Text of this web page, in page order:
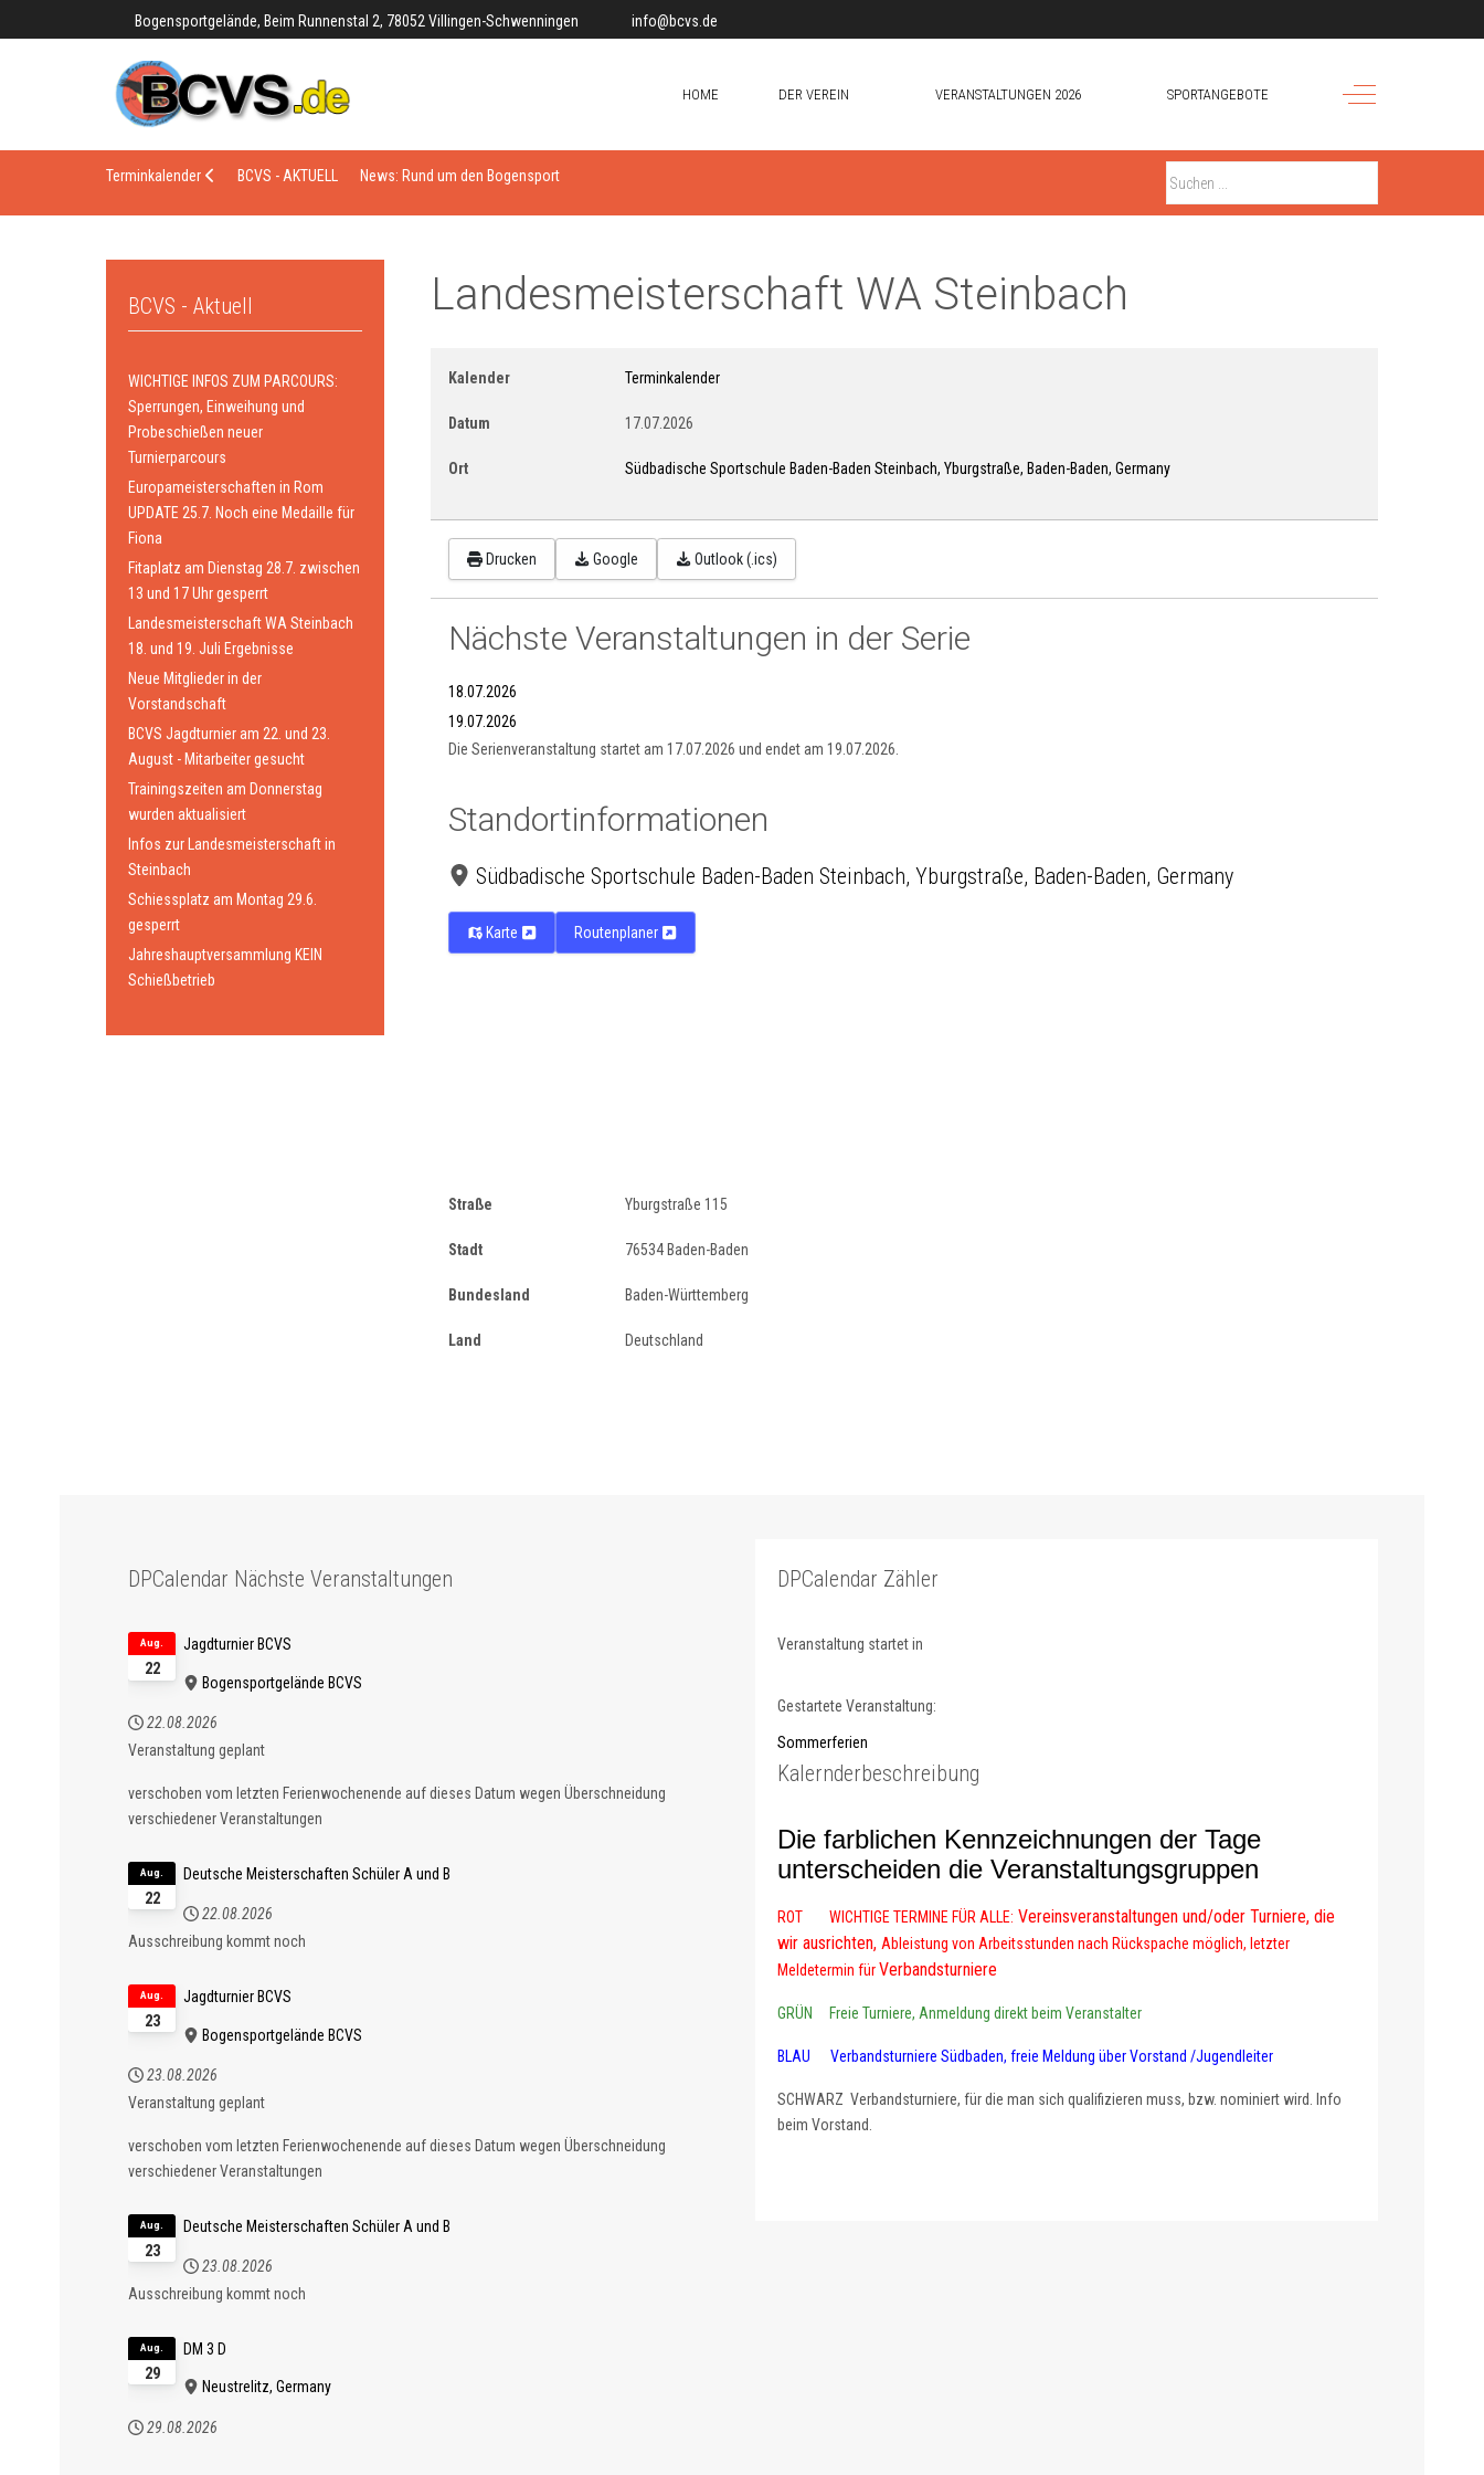
Bogensportgelände, Beim Runnenstal 2, 78052 Villingen-Schwenningen info@bcvs.de
HOME DER VEREIN VERANSTALTUNGEN 2026 SPORTANGEBOTE Off-Canvas Toggle
Terminkalender BCVS - AKTUELL News: Rund um den Bogensport
BCVS - Aktuell
WICHTIGE INFOS ZUM PARCOURS:
Sperrungen, Einweihung und
Probeschießen neuer
Turnierparcours
Europameisterschaften in Rom
UPDATE 25.7. Noch eine Medaille für
Fiona
Fitaplatz am Dienstag 28.7. zwischen
13 und 17 Uhr gesperrt
Landesmeisterschaft WA Steinbach
18. und 19. Juli Ergebnisse
Neue Mitglieder in der
Vorstandschaft
BCVS Jagdturnier am 22. und 23.
August - Mitarbeiter gesucht
Trainingszeiten am Donnerstag
wurden aktualisiert
Infos zur Landesmeisterschaft in
Steinbach
Schiessplatz am Montag 29.6.
gesperrt
Jahreshauptversammlung KEIN
Schießbetrieb
Landesmeisterschaft WA Steinbach
Kalender Terminkalender
Datum 17.07.2026
Ort Südbadische Sportschule Baden-Baden Steinbach, Yburgstraße, Baden-Baden, Germany
Drucken Google Outlook (.ics)
Nächste Veranstaltungen in der Serie
18.07.2026
19.07.2026
Die Serienveranstaltung startet am 17.07.2026 und endet am 19.07.2026.
Standortinformationen
Südbadische Sportschule Baden-Baden Steinbach, Yburgstraße, Baden-Baden, Germany
Karte Routenplaner
Straße Yburgstraße 115
Stadt 76534 Baden-Baden
Bundesland Baden-Württemberg
Land Deutschland
DPCalendar Nächste Veranstaltungen
22
Aug. Jagdturnier BCVS
Bogensportgelände BCVS
22.08.2026
Veranstaltung geplant
verschoben vom letzten Ferienwochenende auf dieses Datum wegen Überschneidung
verschiedener Veranstaltungen
22
Aug. Deutsche Meisterschaften Schüler A und B
22.08.2026
Ausschreibung kommt noch
23
Aug. Jagdturnier BCVS
Bogensportgelände BCVS
23.08.2026
Veranstaltung geplant
verschoben vom letzten Ferienwochenende auf dieses Datum wegen Überschneidung
verschiedener Veranstaltungen
23
Aug. Deutsche Meisterschaften Schüler A und B
23.08.2026
Ausschreibung kommt noch
29
Aug. DM 3 D
Neustrelitz, Germany
29.08.2026
DPCalendar Zähler
Veranstaltung startet in
Gestartete Veranstaltung:
Sommerferien
Kalernderbeschreibung
Die farblichen Kennzeichnungen der Tage
unterscheiden die Veranstaltungsgruppen
ROT WICHTIGE TERMINE FÜR ALLE: Vereinsveranstaltungen und/oder Turniere, die
wir ausrichten, Ableistung von Arbeitsstunden nach Rückspache möglich, letzter
Meldetermin fürVerbandsturniere
GRÜN Freie Turniere, Anmeldung direkt beim Veranstalter
BLAU Verbandsturniere Südbaden, freie Meldung über Vorstand /Jugendleiter
SCHWARZ Verbandsturniere, für die man sich qualifizieren muss, bzw. nominiert wird. Info
beim Vorstand.